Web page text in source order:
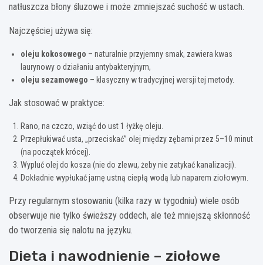
natłuszcza błony śluzowe i może zmniejszać suchość w ustach.
Najczęściej używa się:
oleju kokosowego – naturalnie przyjemny smak, zawiera kwas
laurynowy o działaniu antybakteryjnym,
oleju sezamowego – klasyczny w tradycyjnej wersji tej metody.
Jak stosować w praktyce:
Rano, na czczo, wziąć do ust 1 łyżkę oleju.
Przepłukiwać usta, „przeciskać” olej między zębami przez 5–10 minut
(na początek krócej).
Wypluć olej do kosza (nie do zlewu, żeby nie zatykać kanalizacji).
Dokładnie wypłukać jamę ustną ciepłą wodą lub naparem ziołowym.
Przy regularnym stosowaniu (kilka razy w tygodniu) wiele osób
obserwuje nie tylko świeższy oddech, ale też mniejszą skłonność
do tworzenia się nalotu na języku.
Dieta i nawodnienie – ziołowe